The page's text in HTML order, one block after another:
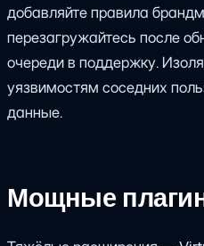
добавляйте правила
перезагружайтесь после
очереди в поддержку.
уязвимостям соседних
данные.
Мощные